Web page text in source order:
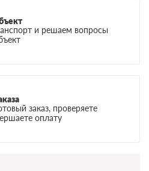
и решаем вопросы
заказ, проверяете
оплату